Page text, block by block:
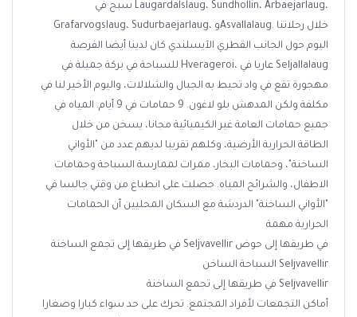
سبح في Laugardalslaug، Sundhollin، Arbaejarlaug،
Grafarvogslaug، Sudurbaejarlaug، وAsvallalaug. خلال رحلاتنا
اليوم حول الجانب القطري الآيسلندي كان لدينا أيضا الفرصة
للسباحة في بركة جميلة في Hverageroi، عاريا في Seljallalaug
مهجورة تقع في واد تحيط به الجبال والشلالات، واليوم الأخير لنا في
مكلفة ولكن المدهش بلو لاغون. 9 حمامات في 9 أيام. المياه في
جميع حمامات العامة غير الكيميائية مجانا، يسخن من خلال
الطاقة الحرارية الأرضية، وكلهم تقريبا لديهم عدد من "الأواني
الساخنة"، وحمامات البخار، ممرات لممارسة السباحة وحمامات
الاطفال، والشرائح المياه. حصلت على انطباع من وقتي جالسا في
"الأواني الساخنة" الدردشة مع السكان المحليين أن الحمامات
الحرارية مهمة
في طريقها إلى تجمع الساخنة Seljvavellir في طريقها إلى حوض
السباحة الساخن Seljvavellir
في طريقها إلى تجمع الساخنة Seljvavellir
أماكن التجمعات لأفراد المجتمع. تحرك على حد سواء كبارا وصغارا